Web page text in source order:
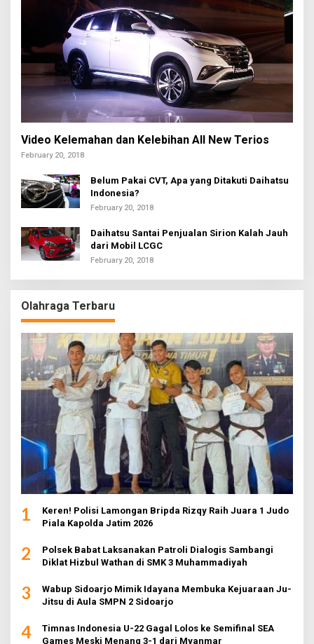
Video Kelemahan dan Kelebihan All New Terios
February 20, 2018
Belum Pakai CVT, Apa yang Ditakuti Daihatsu
Indonesia?
February 20, 2018
Daihatsu Santai Penjualan Sirion Kalah Jauh
dari Mobil LCGC
February 20, 2018
Olahraga Terbaru
1
Keren! Polisi Lamongan Bripda Rizqy Raih Juara 1 Judo
Piala Kapolda Jatim 2026
2
Polsek Babat Laksanakan Patroli Dialogis Sambangi
Diklat Hizbul Wathan di SMK 3 Muhammadiyah
3
Wabup Sidoarjo Mimik Idayana Membuka Kejuaraan Ju-
Jitsu di Aula SMPN 2 Sidoarjo
4
Timnas Indonesia U-22 Gagal Lolos ke Semifinal SEA
Games Meski Menang 3-1 dari Myanmar